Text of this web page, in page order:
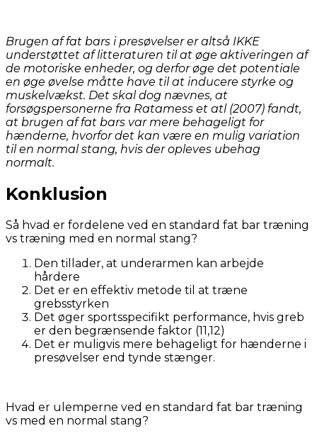
Brugen af fat bars i presøvelser er altså IKKE
understøttet af litteraturen til at øge aktiveringen af
de motoriske enheder, og derfor øge det potentiale
en øge øvelse måtte have til at inducere styrke og
muskelvækst. Det skal dog nævnes, at
forsøgspersonerne fra Ratamess et atl (2007) fandt,
at brugen af fat bars var mere behageligt for
hænderne, hvorfor det kan være en mulig variation
til en normal stang, hvis der opleves ubehag
normalt.
Konklusion
Så hvad er fordelene ved en standard fat bar træning
vs træning med en normal stang?
Den tillader, at underarmen kan arbejde
hårdere
Det er en effektiv metode til at træne
grebsstyrken
Det øger sportsspecifikt performance, hvis greb
er den begrænsende faktor (11,12)
Det er muligvis mere behageligt for hænderne i
presøvelser end tynde stænger.
Hvad er ulemperne ved en standard fat bar træning
vs med en normal stang?